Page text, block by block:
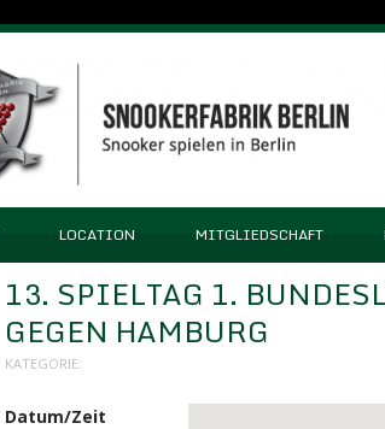
LOCATION MITGLIEDSCHAFT
13. SPIELTAG 1.
GEGEN HAMBURG
KATEGORIE:
Datum/Zeit